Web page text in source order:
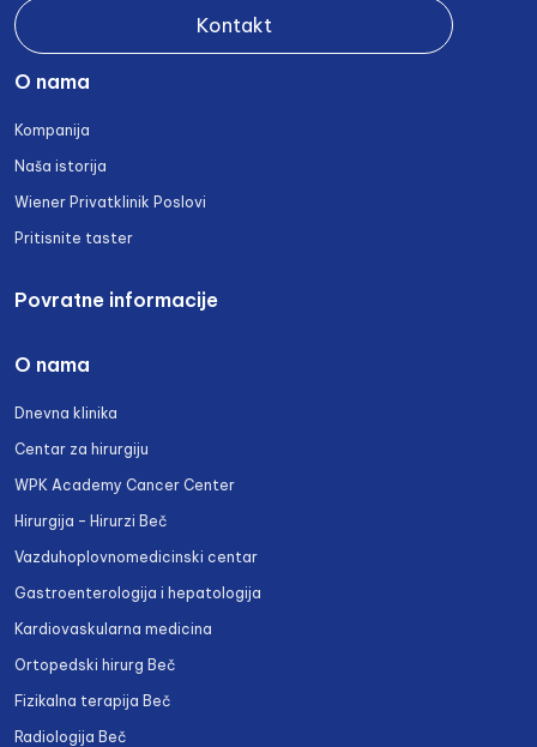
Kontakt
O nama
Kompanija
Naša istorija
Wiener Privatklinik Poslovi
Pritisnite taster
Povratne informacije
O nama
Dnevna klinika
Centar za hirurgiju
WPK Academy Cancer Center
Hirurgija – Hirurzi Beč
Vazduhoplovnomedicinski centar
Gastroenterologija i hepatologija
Kardiovaskularna medicina
Ortopedski hirurg Beč
Fizikalna terapija Beč
Radiologija Beč